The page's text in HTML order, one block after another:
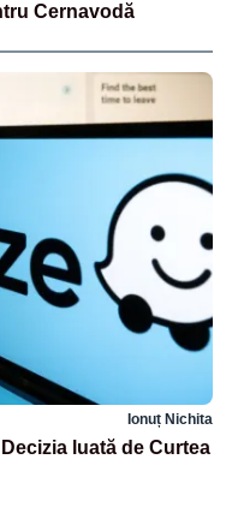
Cernavodă
Ionuț Nichita
luată de Curtea